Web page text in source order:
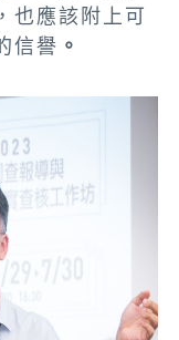
也應該附上可
信譽 。